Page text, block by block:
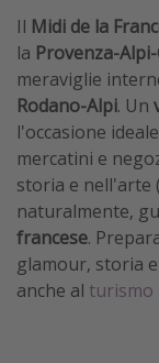
Vacanze al mare
Viaggi per single
Altri argomenti
Travel magazine
Calendario di
Festività del 2026
Città più visitate
Il Midi de la
la Provenza-
meraviglie
Rodano-Alpi. Un
l'occasione
mercatini e
storia e nell'arte
naturalmente,
francese.
glamour, storia
anche al turismo